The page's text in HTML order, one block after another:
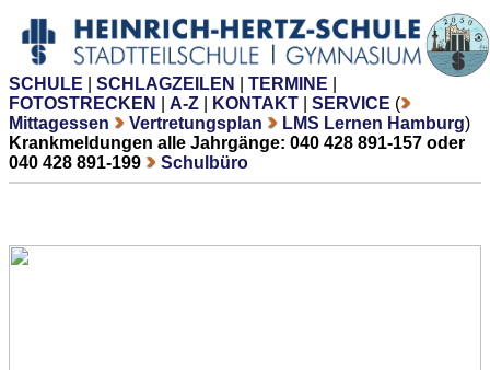
SCHULE SCHLAGZEILEN TERMINE
FOTOSTRECKEN
A-Z KONTAKT SERVICE (
Mittagessen
Vertretungsplan LMS Lernen Hamburg)
Krankmeldungen alle Jahrgänge: 040 428 891-157 oder
040 428 891-199
Schulbüro